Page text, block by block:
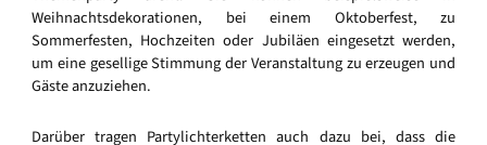
Weihnachtsdekorationen, bei einem Oktoberfest, zu
Sommerfesten, Hochzeiten oder Jubiläen eingesetzt werden,
um eine gesellige Stimmung der Veranstaltung zu erzeugen und
Gäste anzuziehen.
Darüber tragen Partylichterketten auch dazu bei, dass die